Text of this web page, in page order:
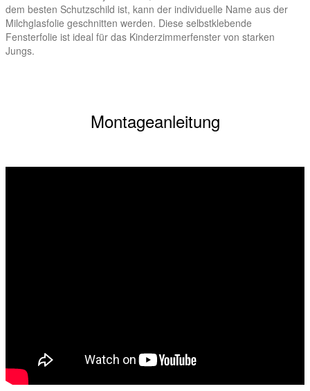
dem besten Schutzschild ist, kann der individuelle Name aus der
Milchglasfolie geschnitten werden. Diese selbstklebende
Fensterfolie ist ideal für das Kinderzimmerfenster von starken
Jungs.
Montageanleitung